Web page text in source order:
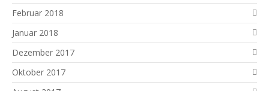
Februar 2018
Januar 2018
Dezember 2017
Oktober 2017